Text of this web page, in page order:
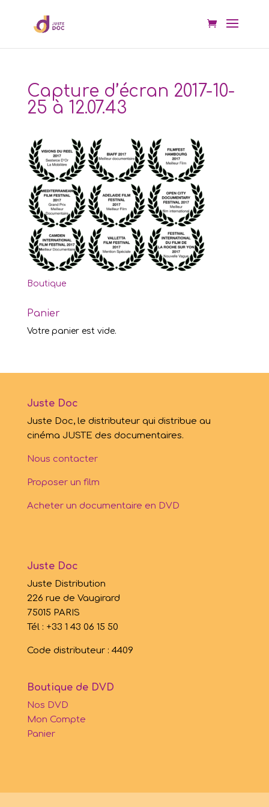
Capture d’écran 2017-10-
25 à 12.07.43
Boutique
Panier
Votre panier est vide.
Juste Doc
Juste Doc, le distributeur qui distribue au
cinéma JUSTE des documentaires.
Nous contacter
Proposer un film
Acheter un documentaire en DVD
Juste Doc
Juste Distribution
226 rue de Vaugirard
75015 PARIS
Tél : +33 1 43 06 15 50
Code distributeur : 4409
Boutique de DVD
Nos DVD
Mon Compte
Panier